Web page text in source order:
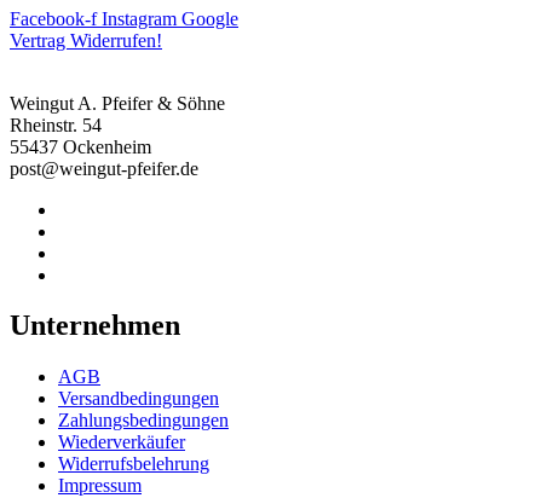
Facebook-f Instagram Google
Vertrag Widerrufen!
Weingut A. Pfeifer & Söhne
Rheinstr. 54
55437 Ockenheim
post@weingut-pfeifer.de
Unternehmen
AGB
Versandbedingungen
Zahlungsbedingungen
Wiederverkäufer
Widerrufsbelehrung
Impressum